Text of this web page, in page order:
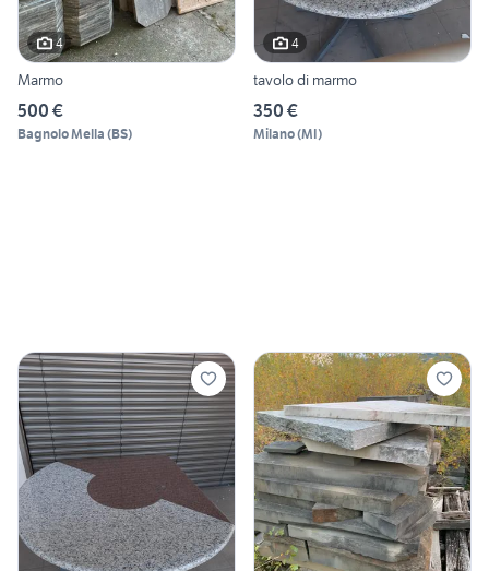
4
Marmo
500 €
Bagnolo Mella (BS)
4
tavolo di marmo
350 €
Milano(MI)